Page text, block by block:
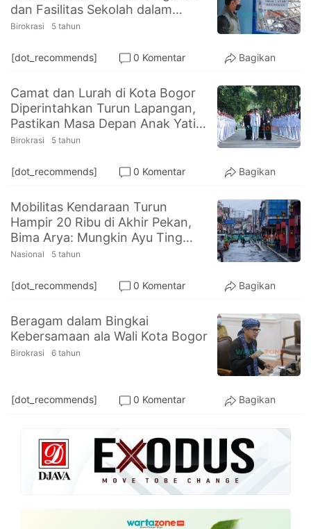
dan Fasilitas Sekolah dalam
Kondisi Baik
Birokrasi 5 tahun
[dot_recommends] 0 Komentar Bagikan
Camat dan Lurah di Kota Bogor
Diperintahkan Turun Lapangan,
Pastikan Masa Depan Anak Yatim
Piatu Korban Covid-19
Birokrasi 5 tahun
[dot_recommends] 0 Komentar Bagikan
Mobilitas Kendaraan Turun
Hampir 20 Ribu di Akhir Pekan,
Bima Arya: Mungkin Ayu Ting
Ting Efek
Nasional 5 tahun
[dot_recommends] 0 Komentar Bagikan
Beragam dalam Bingkai
Kebersamaan ala Wali Kota Bogor
Birokrasi 6 tahun
[dot_recommends] 0 Komentar Bagikan